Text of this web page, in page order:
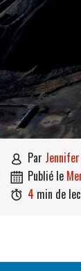
 par
 publié le
 4 min de